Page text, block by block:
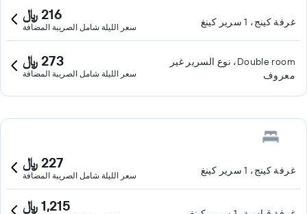
غرفة كينج، 1 سرير كينغ 216 ﷼
سعر الليلة شامل الصريبة المضافة
Double room، نوع السرير غير
معروف
273 ﷼
سعر الليلة شامل الصريبة المضافة
غرفة كينج، 1 سرير كينغ 227 ﷼
سعر الليلة شامل الصريبة المضافة
1,215 ﷼